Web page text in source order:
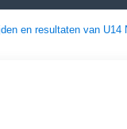
en resultaten van